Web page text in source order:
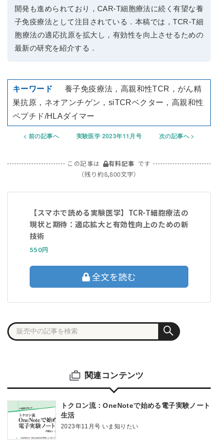
開発も進められており，CAR-T細胞療法に続く有望な養
子免疫療法として注目されている．本稿では，TCR-T細
胞療法の適応抗原を拡大し，有効性を向上させるための
最新の研究を紹介する．
養子免疫療法，高親和性TCR，がん精
巣抗原，ネオアンチゲン，siTCRベクター，高親和性
ペプチド/HLAダイマー
前の記事へ 実験医学 2023年11月号 次の記事へ
この記事は 有料記事 です
（残り約8,800文字）
【スマホで読める実験医学】TCR-T細胞療法の
現状と期待：適応拡大と有効性向上のための新
技術
550円
全文を読む
関連コンテンツ
トクロン流：OneNoteで始める電子実験ノート
生活
2023年11月号 いま知りたい